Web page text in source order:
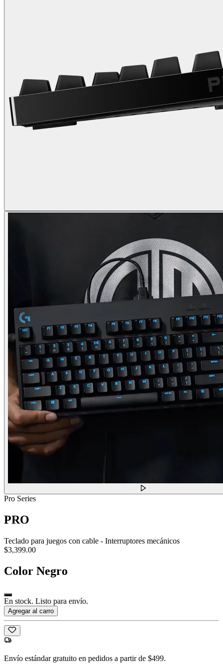
Pro Series
PRO
Teclado para juegos con cable - Interruptores mecánicos
$3,399.00
Color Negro
En stock. Listo para envío.
Agregar al carro
Envío estándar gratuito en pedidos a partir de $499.